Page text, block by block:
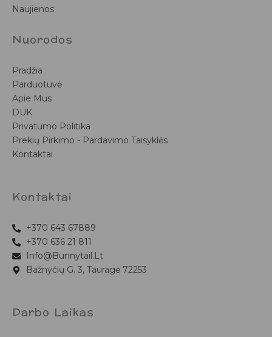
Naujienos
Nuorodos
Pradžia
Parduotuvė
Apie Mus
DUK
Privatumo Politika
Prekių Pirkimo - Pardavimo Taisyklės
Kontaktai
Kontaktai
+370 643 67889
+370 636 21 811
Info@bunnytail.lt
Bažnyčių G. 3, Tauragė 72253
Darbo Laikas